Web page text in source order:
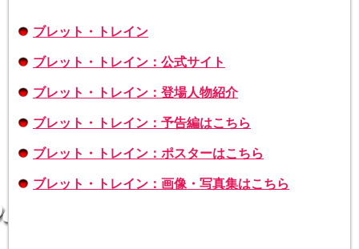
ブレット・トレイン
ブレット・トレイン：公式サイト
ブレット・トレイン：登場人物紹介
ブレット・トレイン：予告編はこちら
ブレット・トレイン：ポスターはこちら
ブレット・トレイン：画像・写真集はこちら